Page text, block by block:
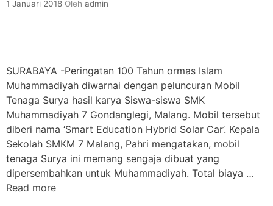
1 Januari 2018 Oleh admin
SURABAYA -Peringatan 100 Tahun ormas Islam
Muhammadiyah diwarnai dengan peluncuran Mobil
Tenaga Surya hasil karya Siswa-siswa SMK
Muhammadiyah 7 Gondanglegi, Malang. Mobil tersebut
diberi nama ‘Smart Education Hybrid Solar Car’. Kepala
Sekolah SMKM 7 Malang, Pahri mengatakan, mobil
tenaga Surya ini memang sengaja dibuat yang
dipersembahkan untuk Muhammadiyah. Total biaya …
Read more